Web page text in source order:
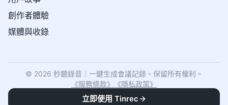
創作者體驗
媒體與收錄
© 2026 秒聽錄音｜一鍵生成會議記錄。保留所有權利。
《服務條款》 《隱私政策》
立即使用 Tinrec